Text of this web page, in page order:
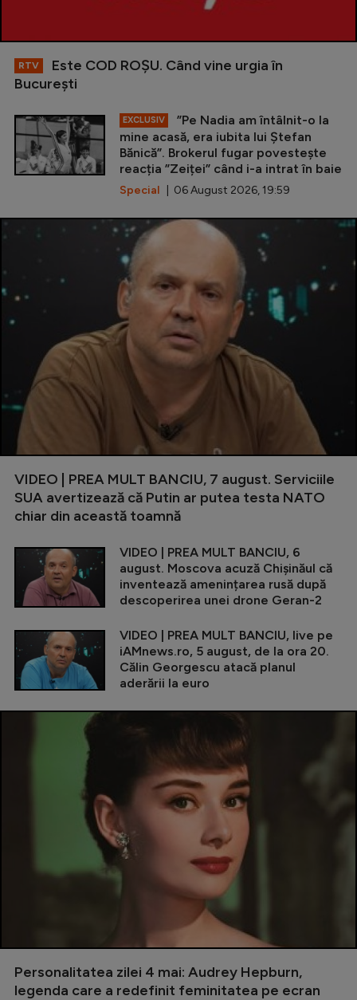
RTV
Este COD ROŞU. Când vine urgia în
Bucureşti
EXCLUSIV
”Pe Nadia am întâlnit-o la
mine acasă, era iubita lui Ștefan
Bănică”. Brokerul fugar povestește
reacția ”Zeiței” când i-a intrat în baie
Special | 06 August 2026, 19:59
VIDEO | PREA MULT BANCIU, 7 august. Serviciile
SUA avertizează că Putin ar putea testa NATO
chiar din această toamnă
VIDEO | PREA MULT BANCIU, 6
august. Moscova acuză Chișinăul că
inventează amenințarea rusă după
descoperirea unei drone Geran-2
VIDEO | PREA MULT BANCIU, live pe
iAMnews.ro, 5 august, de la ora 20.
Călin Georgescu atacă planul
aderării la euro
Personalitatea zilei 4 mai: Audrey Hepburn,
legenda care a redefinit feminitatea pe ecran